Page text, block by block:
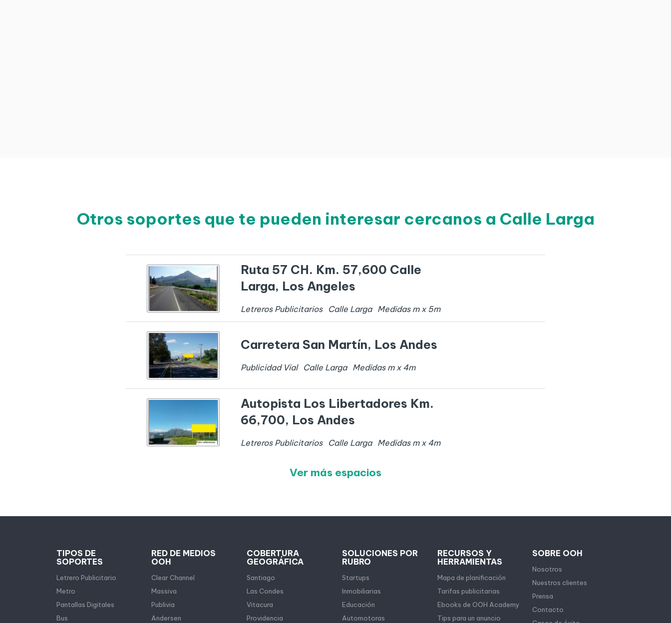
Otros soportes que te pueden interesar cercanos a Calle Larga
Ruta 57 CH. Km. 57,600 Calle
Larga, Los Angeles
Letreros Publicitarios Calle Larga Medidas m x 5m
Carretera San Martín, Los Andes
Publicidad Vial Calle Larga Medidas m x 4m
Autopista Los Libertadores Km.
66,700, Los Andes
Letreros Publicitarios Calle Larga Medidas m x 4m
Ver más espacios
TIPOS DE
SOPORTES
Letrero Publicitario
Metro
Pantallas Digitales
Bus
RED DE MEDIOS
OOH
Clear Channel
Massiva
Publivia
Andersen
COBERTURA
GEOGRÁFICA
Santiago
Las Condes
Vitacura
Providencia
SOLUCIONES POR
RUBRO
Startups
Inmobiliarias
Educación
Automotoras
RECURSOS Y
HERRAMIENTAS
Mapa de planificación
Tarifas publicitarias
Ebooks de OOH Academy
Tips para un anuncio
SOBRE OOH
Nosotros
Nuestros clientes
Prensa
Contacto